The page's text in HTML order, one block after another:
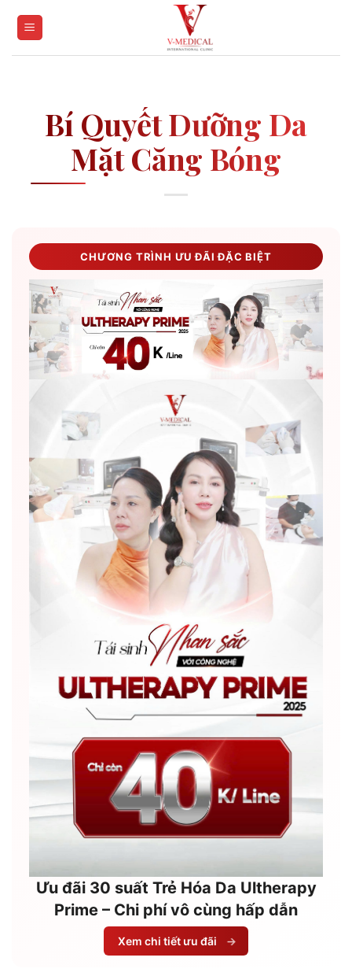
Bí Quyết Dưỡng Da
Mặt Căng Bóng
CHƯƠNG TRÌNH ƯU ĐÃI ĐẶC BIỆT
Ưu đãi 30 suất Trẻ Hóa Da Ultherapy
Prime – Chi phí vô cùng hấp dẫn
Xem chi tiết ưu đãi →